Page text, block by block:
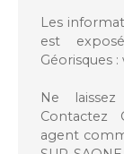
Les
est
Géorisques
Ne
Contactez
agent